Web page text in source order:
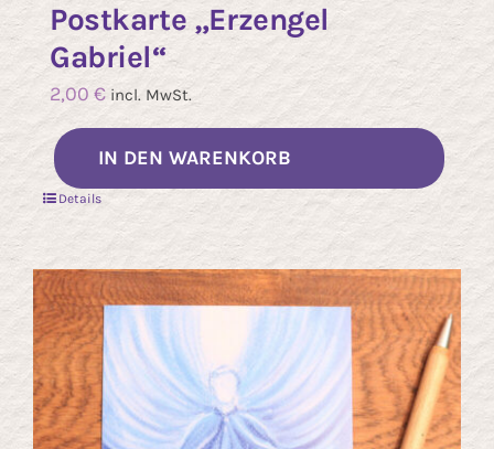
Postkarte „Erzengel
Gabriel“
2,00 € incl. MwSt.
IN DEN WARENKORB
Details